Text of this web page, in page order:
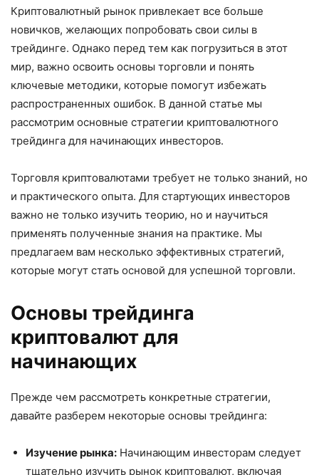
Криптовалютный рынок привлекает все больше
новичков, желающих попробовать свои силы в
трейдинге. Однако перед тем как погрузиться в этот
мир, важно освоить основы торговли и понять
ключевые методики, которые помогут избежать
распространенных ошибок. В данной статье мы
рассмотрим основные стратегии криптовалютного
трейдинга для начинающих инвесторов.
Торговля криптовалютами требует не только знаний, но
и практического опыта. Для стартующих инвесторов
важно не только изучить теорию, но и научиться
применять полученные знания на практике. Мы
предлагаем вам несколько эффективных стратегий,
которые могут стать основой для успешной торговли.
Основы трейдинга
криптовалют для
начинающих
Прежде чем рассмотреть конкретные стратегии,
давайте разберем некоторые основы трейдинга:
Изучение рынка: Начинающим инвесторам следует
тщательно изучить рынок криптовалют, включая